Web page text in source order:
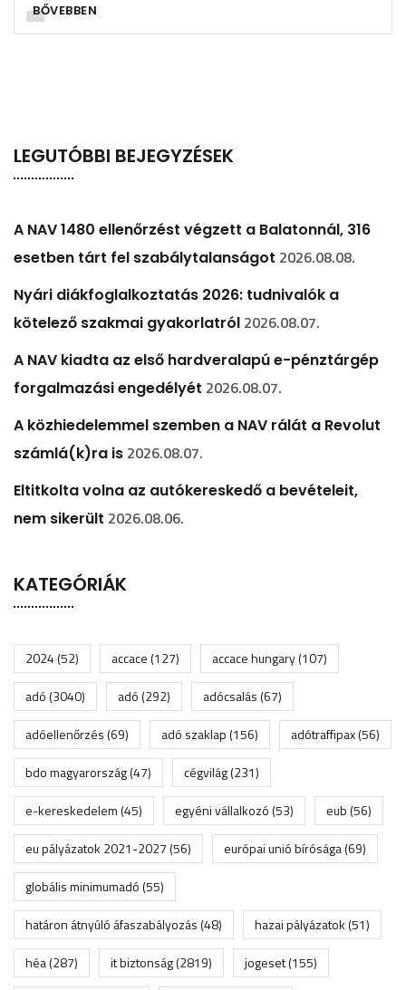
BŐVEBBEN
LEGUTÓBBI BEJEGYZÉSEK
A NAV 1480 ellenőrzést végzett a Balatonnál, 316
esetben tárt fel szabálytalanságot 2026.08.08.
Nyári diákfoglalkoztatás 2026: tudnivalók a
kötelező szakmai gyakorlatról 2026.08.07.
A NAV kiadta az első hardveralapú e-pénztárgép
forgalmazási engedélyét 2026.08.07.
A közhiedelemmel szemben a NAV rálát a Revolut
számlá(k)ra is 2026.08.07.
Eltitkolta volna az autókereskedő a bevételeit,
nem sikerült 2026.08.06.
KATEGÓRIÁK
2024(52) accace(127) accace hungary(107)
adó(3040) adó(292) adócsalás(67)
adóellenőrzés(69) adó szaklap(156) adótraffipax(56)
bdo magyarország(47) cégvilág(231)
e-kereskedelem(45) egyéni vállalkozó(53) eub(56)
eu pályázatok 2021-2027(56) európai unió bírósága(69)
globális minimumadó(55)
határon átnyúló áfaszabályozás(48) hazai pályázatok(51)
héa(287) it biztonság(2819) jogeset(155)